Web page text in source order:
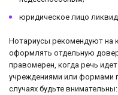
юридическое лицо
Нотариусы рекомендуют на
оформлять отдельную
правомерен, когда речь
учреждениями или формами
случаях будьте